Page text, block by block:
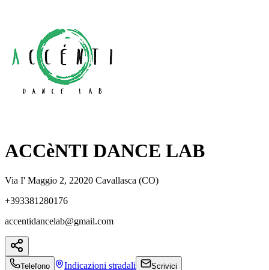
ACCèNTI DANCE LAB
Via I' Maggio 2, 22020 Cavallasca (CO)
+393381280176
accentidancelab@gmail.com
Telefono Indicazioni stradali Scrivici